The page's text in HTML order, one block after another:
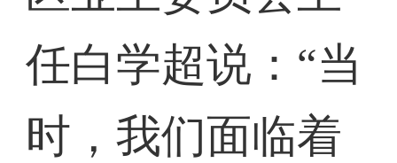
任白学超说：“当
时，我们面临着